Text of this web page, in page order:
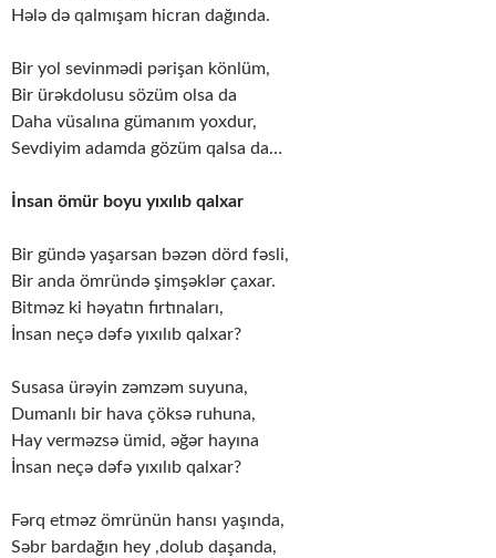
Hələ də qalmışam hicran dağında.
Bir yol sevinmədi pərişan könlüm,
Bir ürəkdolusu sözüm olsa da
Daha vüsalına gümanım yoxdur,
Sevdiyim adamda gözüm qalsa da…
İnsan ömür boyu yıxılıb qalxar
Bir gündə yaşarsan bəzən dörd fəsli,
Bir anda ömründə şimşəklər çaxar.
Bitməz ki həyatın fırtınaları,
İnsan neçə dəfə yıxılıb qalxar?
Susasa ürəyin zəmzəm suyuna,
Dumanlı bir hava çöksə ruhuna,
Hay verməzsə ümid, əğər hayına
İnsan neçə dəfə yıxılıb qalxar?
Fərq etməz ömrünün hansı yaşında,
Səbr bardağın hey ,dolub daşanda,